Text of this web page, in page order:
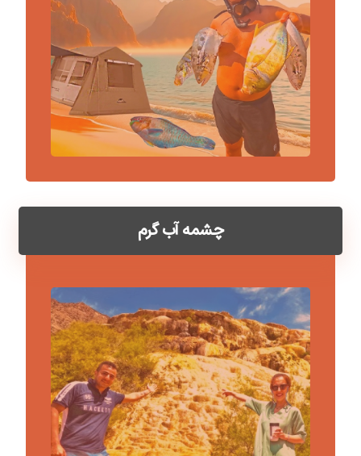
چشمه آب گرم